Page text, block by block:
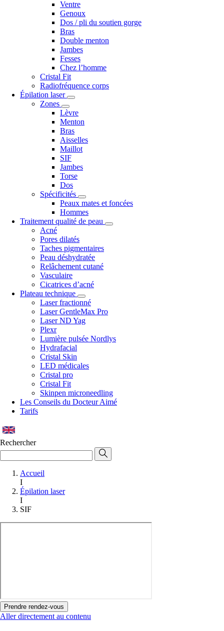
Ventre
Genoux
Dos / pli du soutien gorge
Bras
Double menton
Jambes
Fesses
Chez l’homme
Cristal Fit
Radiofréquence corps
Épilation laser
Zones
Lèvre
Menton
Bras
Aisselles
Maillot
SIF
Jambes
Torse
Dos
Spécificités
Peaux mates et foncées
Hommes
Traitement qualité de peau
Acné
Pores dilatés
Taches pigmentaires
Peau déshydratée
Relâchement cutané
Vasculaire
Cicatrices d’acné
Plateau technique
Laser fractionné
Laser GentleMax Pro
Laser ND Yag
Plexr
Lumière pulsée Nordlys
Hydrafacial
Cristal Skin
LED médicales
Cristal pro
Cristal Fit
Skinpen microneedling
Les Conseils du Docteur Aimé
Tarifs
Rechercher
Accueil
I
Épilation laser
I
SIF
Prendre rendez-vous
Aller directement au contenu